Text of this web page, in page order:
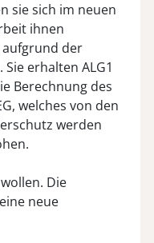
sie sich im neuen
ihnen
der
erhalten ALG1
Berechnung des
welches von den
werden
Die
neue